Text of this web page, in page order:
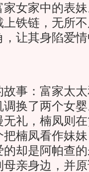
女家中的表
铁链，无所
，让其身陷爱
事：富家太太
换了两个女
礼，楠凤则
楠凤看作妹
的却是阿帕查
亲身边，并